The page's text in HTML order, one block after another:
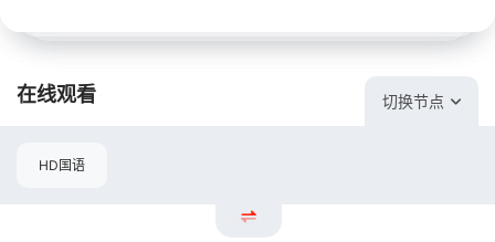
在线观看 切换节点
HD国语